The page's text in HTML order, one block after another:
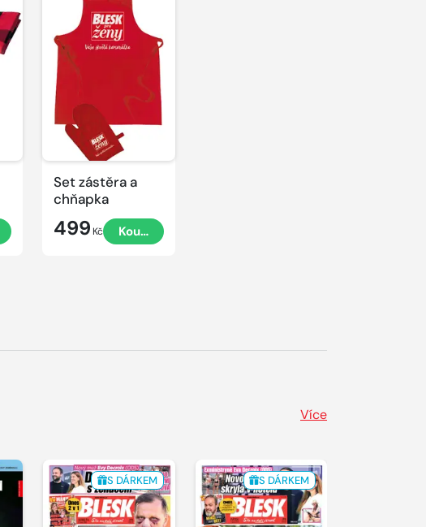
Set zástěra a
chňapka
499 Kč Koupit
Více
S DÁRKEM S DÁRKEM